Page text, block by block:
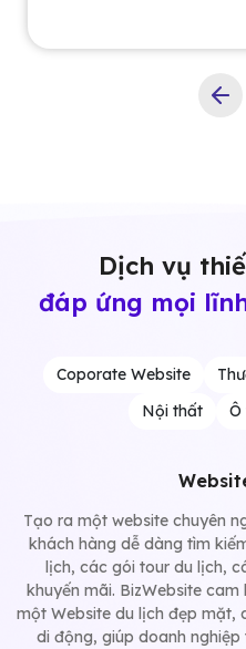
Dịch vụ
đáp ứng mọi
Coporate Website
Nội thất
Ô
Tạo ra một website chuyên
khách hàng dễ dàng tìm
lịch, các gói tour du lịch,
khuyến mãi. BizWebsite
một Website du lịch đẹp mặt,
di động, giúp doanh